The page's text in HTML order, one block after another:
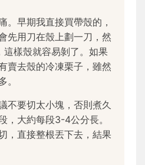
。早期我直接買帶殼的，
先用刀在殼上劃一刀，然
樣殼就容易剝了。如果
賣去殼的冷凍栗子，雖然
。
不要切太小塊，否則煮久
，大約每段3-4公分長。
，直接整根丟下去，結果